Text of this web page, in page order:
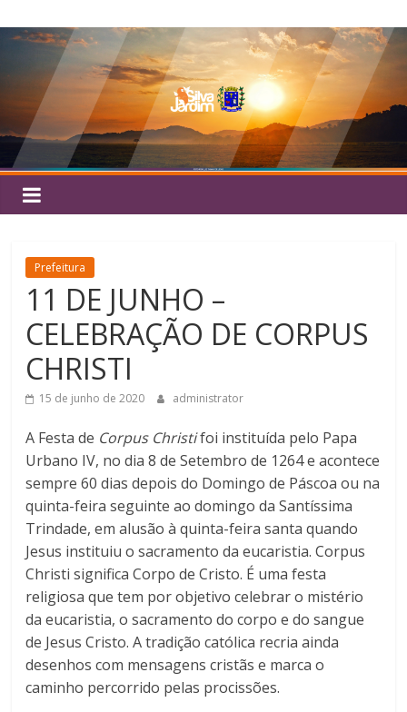
para
conteúdo
Silva
Jardim
Prefeitura
11 DE JUNHO –
CELEBRAÇÃO DE CORPUS
CHRISTI
15 de junho de 2020 administrator
A Festa de Corpus Christifoi instituída pelo Papa
Urbano IV, no dia 8 de Setembro de 1264 e acontece
sempre 60 dias depois do Domingo de Páscoa ou na
quinta-feira seguinte ao domingo da Santíssima
Trindade, em alusão à quinta-feira santa quando
Jesus instituiu o sacramento da eucaristia. Corpus
Christi significa Corpo de Cristo. É uma festa
religiosa que tem por objetivo celebrar o mistério
da eucaristia, o sacramento do corpo e do sangue
de Jesus Cristo. A tradição católica recria ainda
desenhos com mensagens cristãs e marca o
caminho percorrido pelas procissões.